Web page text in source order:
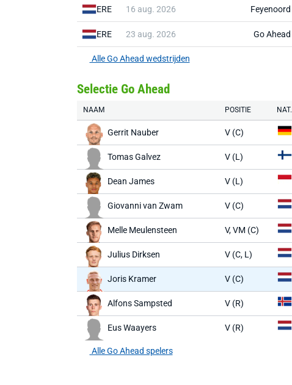
ERE 16 aug. 2026 Feyenoord
ERE 23 aug. 2026 Go Ahead
Alle Go Ahead wedstrijden
Selectie Go Ahead
NAAM POSITIE NAT.
Gerrit Nauber V (C)
Tomas Galvez V (L)
Dean James V (L)
Giovanni van Zwam V (C)
Melle Meulensteen V, VM (C)
Julius Dirksen V (C, L)
Joris Kramer V (C)
Alfons Sampsted V (R)
Eus Waayers V (R)
Alle Go Ahead spelers